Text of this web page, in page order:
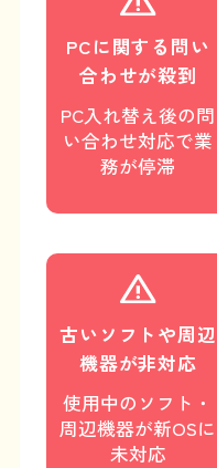
PCに関する問い
合わせが殺到
PC入れ替え後の問
い合わせ対応で業
務が停滞
古いソフトや周辺
機器が非対応
使用中のソフト・
周辺機器が新OSに
未対応